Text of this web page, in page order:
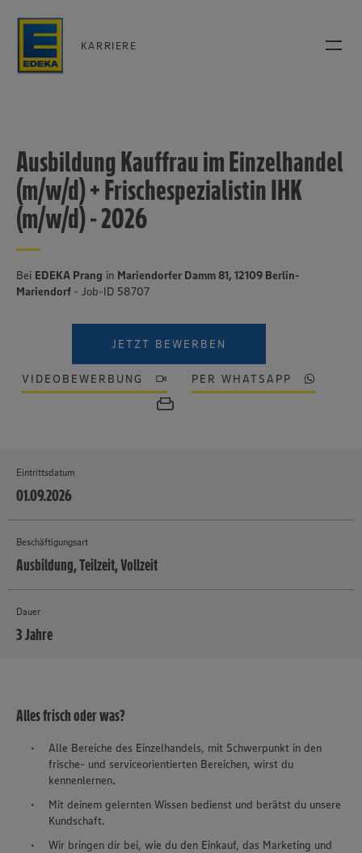
KARRIERE
Ausbildung Kauffrau im Einzelhandel
(m/w/d) + Frischespezialistin IHK
(m/w/d) - 2026
Bei EDEKA Prang in Mariendorfer Damm 81, 12109 Berlin-
Mariendorf - Job-ID 58707
JETZT BEWERBEN
VIDEOBEWERBUNG PER WHATSAPP
Eintrittsdatum
01.09.2026
Beschäftigungsart
Ausbildung, Teilzeit, Vollzeit
Dauer
3 Jahre
Alles frisch oder was?
Alle Bereiche des Einzelhandels, mit Schwerpunkt in den
frische- und serviceorientierten Bereichen, wirst du
kennenlernen.
Mit deinem gelernten Wissen bedienst und berätst du unsere
Kundschaft.
Wir bringen dir bei, wie du den Einkauf, das Marketing und